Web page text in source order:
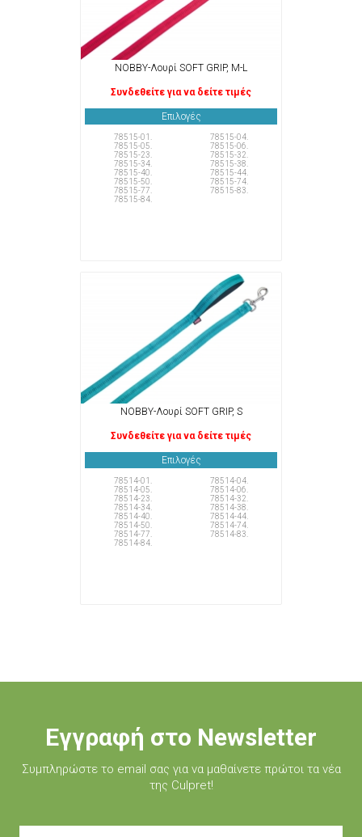
NOBBY-Λουρί SOFT GRIP, M-L
Συνδεθείτε για να δείτε τιμές
Επιλογές
78515-01.
78515-04.
78515-05.
78515-06.
78515-23.
78515-32.
78515-34.
78515-38.
78515-40.
78515-44.
78515-50.
78515-74.
78515-77.
78515-83.
78515-84.
NOBBY-Λουρί SOFT GRIP, S
Συνδεθείτε για να δείτε τιμές
Επιλογές
78514-01.
78514-04.
78514-05.
78514-06.
78514-23.
78514-32.
78514-34.
78514-38.
78514-40.
78514-44.
78514-50.
78514-74.
78514-77.
78514-83.
78514-84.
Εγγραφή στο Newsletter
Συμπληρώστε τo email σας για να μαθαίνετε πρώτοι τα νέα
της Culpret!